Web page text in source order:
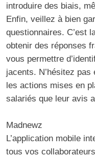
introduire des biais,
Enfin, veillez à bien
questionnaires. C’est
obtenir des réponses
vous permettre
jacents. N’hésitez
les actions mises en
salariés que leur avis
Madnewz
L’application mobile
tous vos